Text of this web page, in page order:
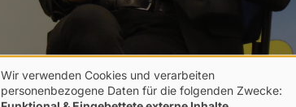
Verwendung
Wir verwenden Cookies und verarbeiten
personenbezogene Daten für die folgenden Zwecke: